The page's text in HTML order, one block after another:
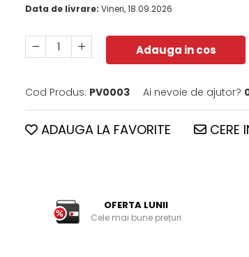
Data de livrare: Vineri, 18.09.2026
Adauga in cos
Cod Produs: PV0003 Ai nevoie de ajutor?
ADAUGA LA FAVORITE CERE
OFERTA LUNII
Cele mai bune prețuri